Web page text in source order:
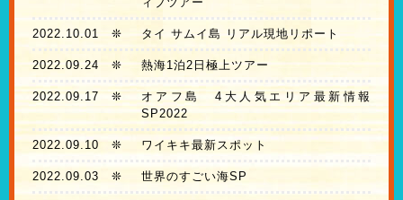
2022.10.01 ❊ タイ サムイ島 リアル現地リポート
2022.09.24 ❊ 熱海1泊2日極上ツアー
2022.09.17 ❊
オアフ島 4大人気エリア最新情報
SP2022
2022.09.10 ❊ ワイキキ最新スポット
2022.09.03 ❊ 世界のすごい海SP